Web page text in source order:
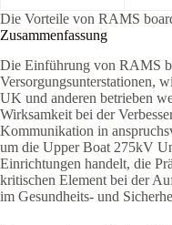
Die Vorteile von RAMS
Zusammenfassung
Die Einführung von RAMS
Versorgungsunterstationen,
UK und anderen betrieben
Wirksamkeit bei der
Kommunikation in
um die Upper Boat 275kV
Einrichtungen handelt, die
kritischen Element bei der
im Gesundheits- und